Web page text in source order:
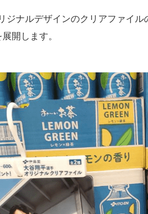
ジナルデザインのクリアファイ
開します。